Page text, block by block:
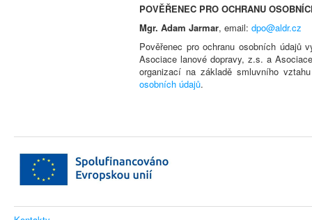
POVĚŘENEC PRO OCHRANU
Mgr. Adam Jarmar, email: dpo@aldr.cz
Pověřenec pro ochranu osobních údajů
Asociace lanové dopravy, z.s. a
organizací na základě smluvního
osobních údajů.